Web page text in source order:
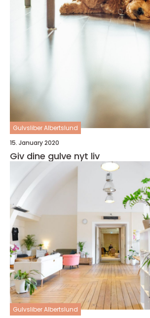
Gulvsliber Albertslund
15. January 2020
Giv dine gulve nyt liv
Gulvsliber Albertslund